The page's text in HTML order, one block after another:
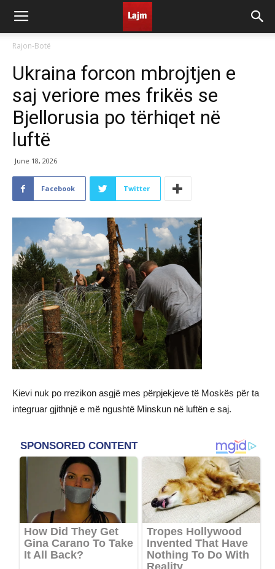
Rajon-Botë
Ukraina forcon mbrojtjen e
saj veriore mes frikës se
Bjellorusia po tërhiqet në
luftë
June 18, 2026
Facebook Twitter
Kievi nuk po rrezikon asgjë mes përpjekjeve të Moskës për ta
integruar gjithnjë e më ngushtë Minskun në luftën e saj.